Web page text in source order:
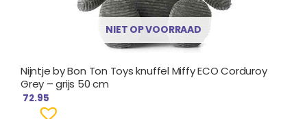
NIET OP VOORRAAD
Nijntje by Bon Ton Toys knuffel Miffy ECO Corduroy
Grey – grijs 50 cm
72.95